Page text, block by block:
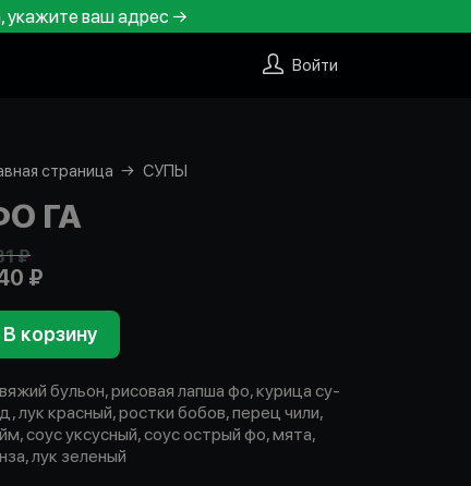
укажите ваш адрес →
Войти
страница СУПЫ
ГА
₽
₽
В корзину
бульон, рисовая лапша фо, курица су-
лук красный, ростки бобов, перец чили,
соус уксусный, соус острый фо, мята,
лук зеленый